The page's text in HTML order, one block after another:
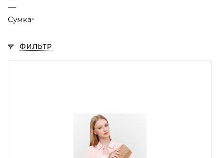
—
Сумка
ФИЛЬТР